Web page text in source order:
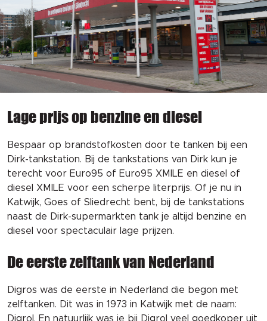
Lage prijs op benzine en diesel
Bespaar op brandstofkosten door te tanken bij een
Dirk-tankstation. Bij de tankstations van Dirk kun je
terecht voor Euro95 of Euro95 XMILE en diesel of
diesel XMILE voor een scherpe literprijs. Of je nu in
Katwijk, Goes of Sliedrecht bent, bij de tankstations
naast de Dirk-supermarkten tank je altijd benzine en
diesel voor spectaculair lage prijzen.
De eerste zelftank van Nederland
Digros was de eerste in Nederland die begon met
zelftanken. Dit was in 1973 in Katwijk met de naam:
Digrol. En natuurlijk was je bij Digrol veel goedkoper uit